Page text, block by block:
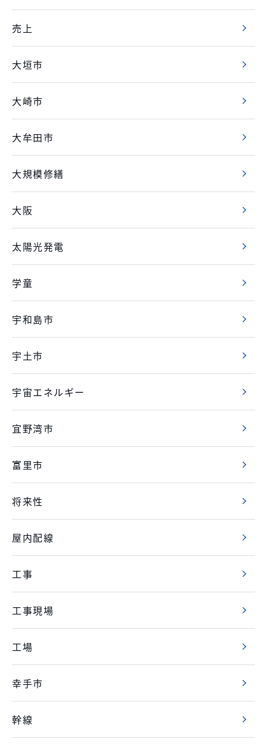
売上
大垣市
大崎市
大牟田市
大規模修繕
大阪
太陽光発電
学童
宇和島市
宇土市
宇宙エネルギー
宜野湾市
富里市
将来性
屋内配線
工事
工事現場
工場
幸手市
幹線